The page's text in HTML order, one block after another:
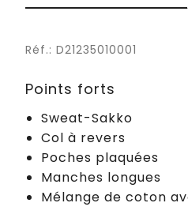
Réf.: D21235010001
Points forts
Sweat-Sakko
Col à revers
Poches plaquées
Manches longues
Mélange de coton